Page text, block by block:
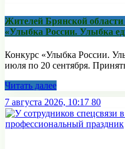
Жителей Брянской
«Улыбка России. Улыбка
Конкурс «Улыбка России.
июля по 20 сентября.
Читать далее
7 августа 2026, 10:17 80